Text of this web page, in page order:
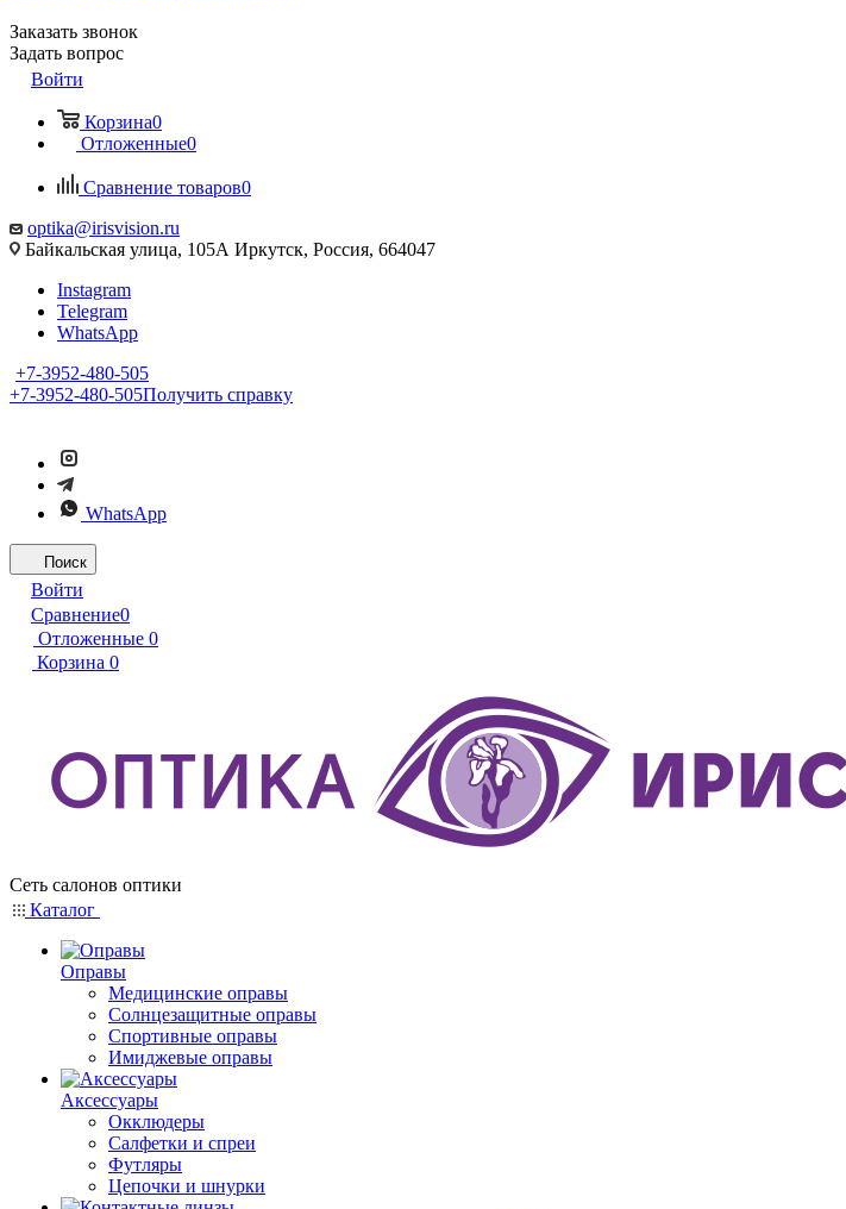
Заказать звонок
Задать вопрос
Войти
Корзина0
Отложенные0
Сравнение товаров0
optika@irisvision.ru
Байкальская улица, 105А Иркутск, Россия, 664047
Instagram
Telegram
WhatsApp
+7-3952-480-505
+7-3952-480-505Получить справку
WhatsApp
Поиск
Войти
Сравнение0
Отложенные 0
Корзина 0
Сеть салонов оптики
Каталог
Оправы
Медицинские оправы
Солнцезащитные оправы
Спортивные оправы
Имиджевые оправы
Аксессуары
Окклюдеры
Салфетки и спреи
Футляры
Цепочки и шнурки